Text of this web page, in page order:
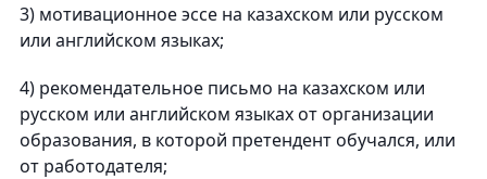
3) мотивационное эссе на казахском или русском
или английском языках;
4) рекомендательное письмо на казахском или
русском или английском языках от организации
образования, в которой претендент обучался, или
от работодателя;